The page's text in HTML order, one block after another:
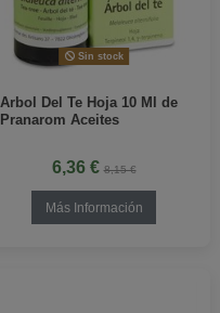
Sin stock
Arbol Del Te Hoja 10 Ml de
Pranarom Aceites
6,36 €8,15 €
Más Información